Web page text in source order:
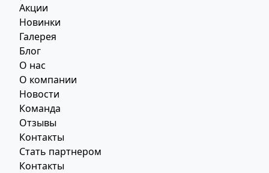
Акции
Новинки
Галерея
Блог
О нас
О компании
Новости
Команда
Отзывы
Контакты
Стать партнером
Контакты